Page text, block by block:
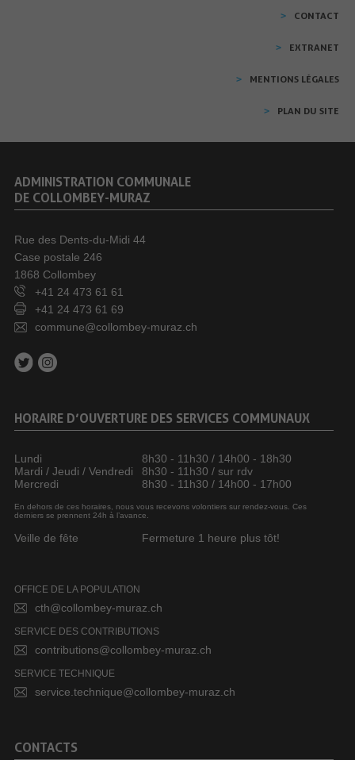
CONTACT
EXTRANET
MENTIONS LÉGALES
PLAN DU SITE
ADMINISTRATION COMMUNALE
DE COLLOMBEY-MURAZ
Rue des Dents-du-Midi 44
Case postale 246
1868 Collombey
+41 24 473 61 61
+41 24 473 61 69
commune@collombey-muraz.ch
HORAIRE D’OUVERTURE DES SERVICES COMMUNAUX
Lundi
8h30 - 11h30 / 14h00 - 18h30
Mardi / Jeudi / Vendredi
8h30 - 11h30 / sur rdv
Mercredi
8h30 - 11h30 / 14h00 - 17h00
En dehors de ces horaires, nous vous recevons volontiers sur rendez-vous. Ces
derniers se prennent 24h à l’avance.
Veille de fête Fermeture 1 heure plus tôt!
OFFICE DE LA POPULATION
cth@collombey-muraz.ch
SERVICE DES CONTRIBUTIONS
contributions@collombey-muraz.ch
SERVICE TECHNIQUE
service.technique@collombey-muraz.ch
CONTACTS